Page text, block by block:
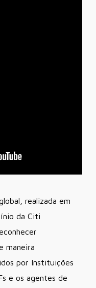
realizada em
da Citi
maneira
por Instituições
e os agentes de